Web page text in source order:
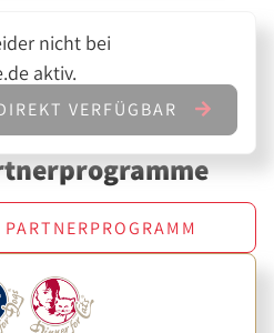
nicht bei
aktiv.
VERFÜGBAR